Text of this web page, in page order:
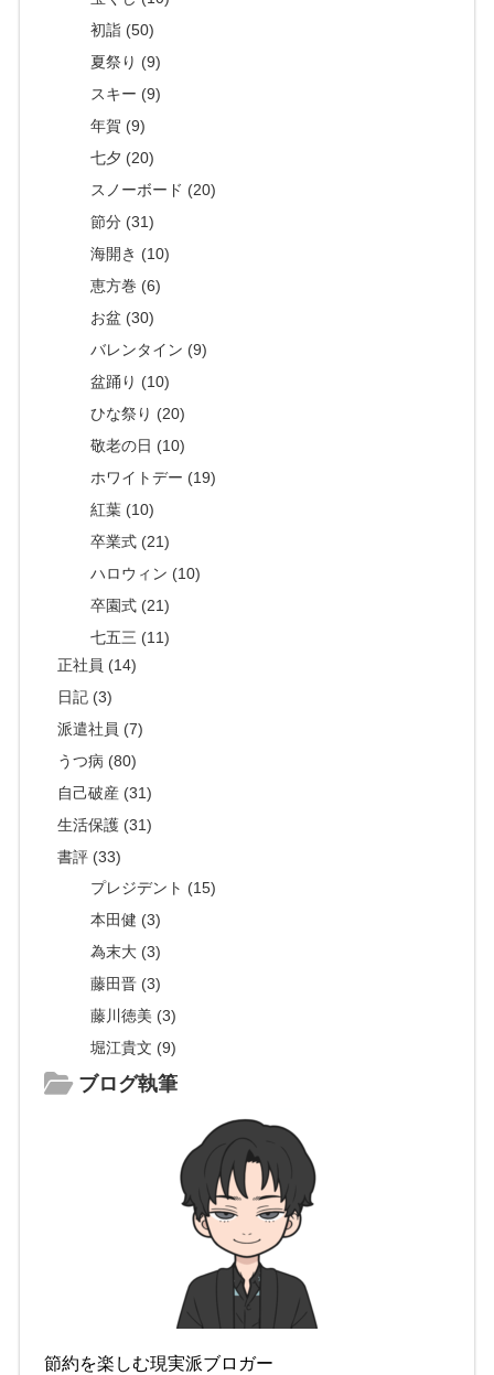
初詣 (50)
夏祭り (9)
スキー (9)
年賀 (9)
七夕 (20)
スノーボード (20)
節分 (31)
海開き (10)
恵方巻 (6)
お盆 (30)
バレンタイン (9)
盆踊り (10)
ひな祭り (20)
敬老の日 (10)
ホワイトデー (19)
紅葉 (10)
卒業式 (21)
ハロウィン (10)
卒園式 (21)
七五三 (11)
正社員 (14)
日記 (3)
派遣社員 (7)
うつ病 (80)
自己破産 (31)
生活保護 (31)
書評 (33)
プレジデント (15)
本田健 (3)
為末大 (3)
藤田晋 (3)
藤川徳美 (3)
堀江貴文 (9)
ブログ執筆
節約を楽しむ現実派ブロガー